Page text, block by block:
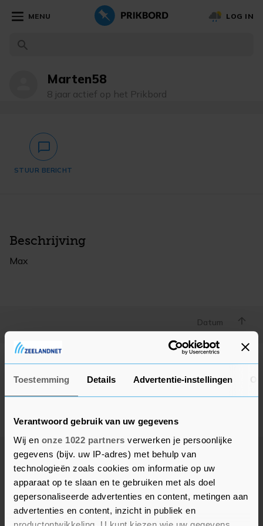
Toestemming Details Advertentie-instellingen
Verantwoord gebruik van uw gegevens
Wij en onze 1022 partners verwerken je persoonlijke
gegevens (bijv. uw IP-adres) met behulp van
technologieën zoals cookies om informatie op uw
apparaat op te slaan en te gebruiken met als doel
gepersonaliseerde advertenties en content, metingen aan
advertenties en content, inzicht in publiek en
MENU LOG IN
Marten58
8 jaar actief op het Prikbord
chat_bubble_outlined
STUUR BERICHT
Beschrijving
Max
Datum
Geen advertenties gevonden